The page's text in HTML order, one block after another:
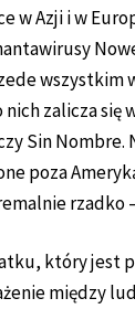
w Azji i w
wszystkim
nich zalicza się
Sin
poza
rzadko
który jest
między